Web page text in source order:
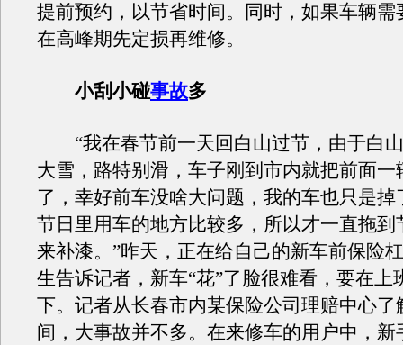
提前预约，以节省时间。同时，如果车辆需
在高峰期先定损再维修。
小刮小碰事故多
“我在春节前一天回白山过节，由于白
大雪，路特别滑，车子刚到市内就把前面一
了，幸好前车没啥大问题，我的车也只是掉
节日里用车的地方比较多，所以才一直拖到
来补漆。”昨天，正在给自己的新车前保险
生告诉记者，新车“花”了脸很难看，要在上
下。记者从长春市内某保险公司理赔中心了
间，大事故并不多。在来修车的用户中，新